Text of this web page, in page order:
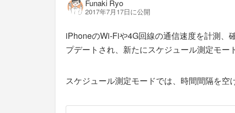
Funaki Ryo
2017年7月17日に公開
iPhoneのWi-Fiや4G回線の通信速度を計測、
プデートされ、新たにスケジュール測定モー
スケジュール測定モードでは、時間間隔を空